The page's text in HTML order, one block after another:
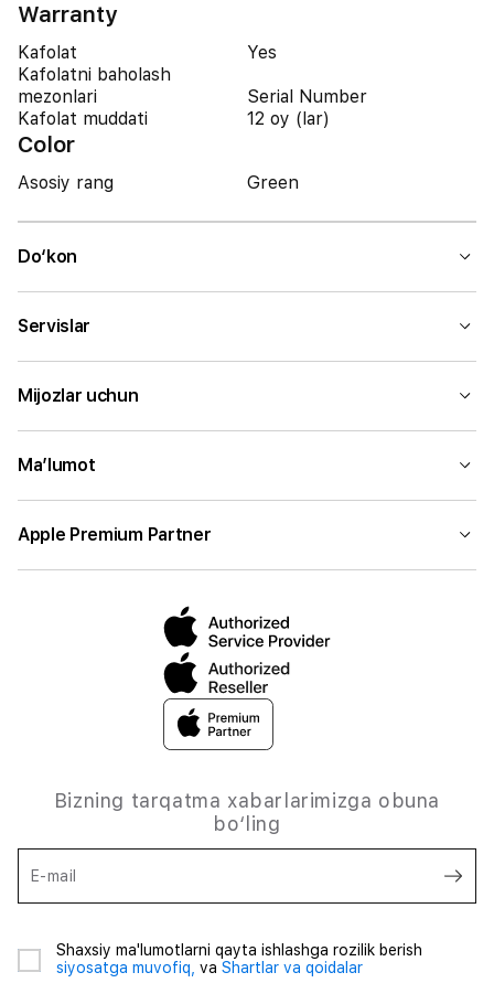
Warranty
Kafolat
Yes
Kafolatni baholash
mezonlari
Serial Number
Kafolat muddati
12 oy (lar)
Color
Asosiy rang Green
Do‘kon
Servislar
Mijozlar uchun
Ma’lumot
Apple Premium Partner
Bizning tarqatma xabarlarimizga obuna
bo‘ling
E-mail
Shaxsiy ma'lumotlarni qayta ishlashga rozilik berish
siyosatga muvofiq, va Shartlar va qoidalar